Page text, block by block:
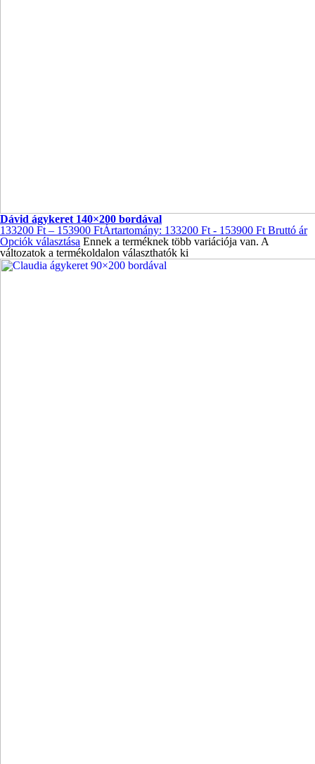
Dávid ágykeret 140×200 bordával
133200 Ft – 153900 FtÁrtartomány: 133200 Ft - 153900 Ft Bruttó ár
Opciók választása Ennek a terméknek több variációja van. A
változatok a termékoldalon választhatók ki